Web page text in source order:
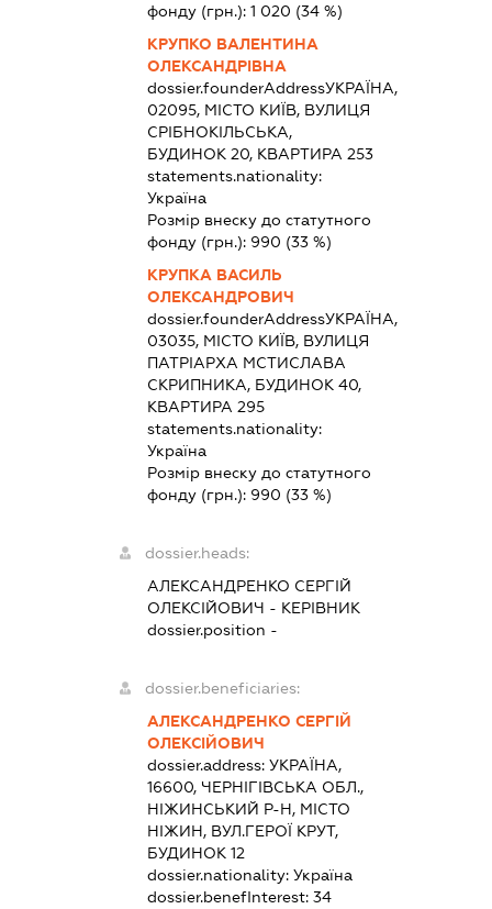
фонду (грн.):1 020 (34 %)
КРУПКО ВАЛЕНТИНА
ОЛЕКСАНДРІВНА
dossier.founderAddressУКРАЇНА,
02095, МІСТО КИЇВ, ВУЛИЦЯ
СРІБНОКІЛЬСЬКА,
БУДИНОК 20, КВАРТИРА 253
statements.nationality:
Україна
Розмір внеску до статутного
фонду (грн.): 990 (33 %)
КРУПКА ВАСИЛЬ
ОЛЕКСАНДРОВИЧ
dossier.founderAddressУКРАЇНА,
03035, МІСТО КИЇВ, ВУЛИЦЯ
ПАТРІАРХА МСТИСЛАВА
СКРИПНИКА, БУДИНОК 40,
КВАРТИРА 295
statements.nationality:
Україна
Розмір внеску до статутного
фонду (грн.): 990 (33 %)
dossier.heads:
АЛЕКСАНДРЕНКО СЕРГІЙ
ОЛЕКСІЙОВИЧ - КЕРІВНИК
dossier.position -
dossier.beneficiaries:
АЛЕКСАНДРЕНКО СЕРГІЙ
ОЛЕКСІЙОВИЧ
dossier.address:УКРАЇНА,
16600, ЧЕРНІГІВСЬКА ОБЛ.,
НІЖИНСЬКИЙ Р-Н, МІСТО
НІЖИН, ВУЛ.ГЕРОЇ КРУТ,
БУДИНОК 12
dossier.nationality:Україна
dossier.benefInterest:34